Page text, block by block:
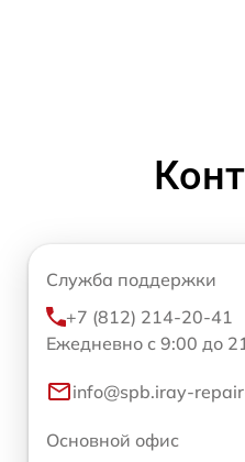
Служба поддержки
+7 (812) 214-20-41
Ежедневно с 9:00 до
info@spb.iray-
Основной офис